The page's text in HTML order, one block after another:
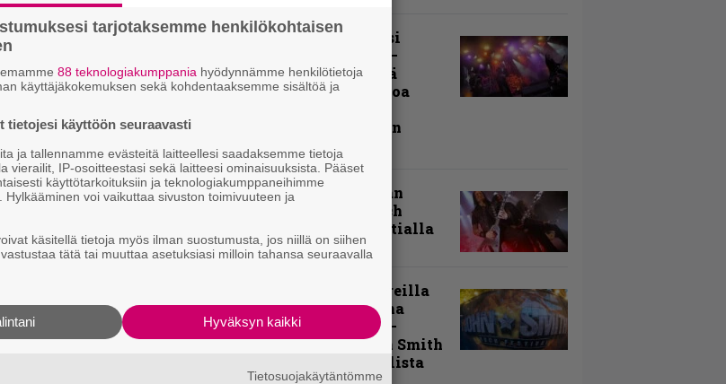
Rokki Raikasi
Tampereella –
Infernon neljä
väkevää nostoa
kakkospäivän
esityksistä
Paluu vanhaan
liittoon – Arch
Enemy Tavastialla
”Näillä festareilla
kaikki on aina
kohdallaan” –
raportti John Smith
Rock Festivalista
tarjotaksemme henkilökohtaisen
88 teknologiakumppania hyödynnämme henkilötietoja
käyttäjäkokemuksen sekä kohdentaaksemme sisältöä ja
tietojesi käyttöön seuraavasti
ja tallennamme evästeitä laitteellesi saadaksemme tietoja
vierailit, IP-osoitteestasi sekä laitteesi ominaisuuksista. Pääset
käyttötarkoituksiin ja teknologiakumppaneihimme
Hylkääminen voi vaikuttaa sivuston toimivuuteen ja
käsitellä tietoja myös ilman suostumusta, jos niillä on siihen
tätä tai muuttaa asetuksiasi milloin tahansa seuraavalla
Hyväksyn kaikki
Tietosuojakäytäntömme